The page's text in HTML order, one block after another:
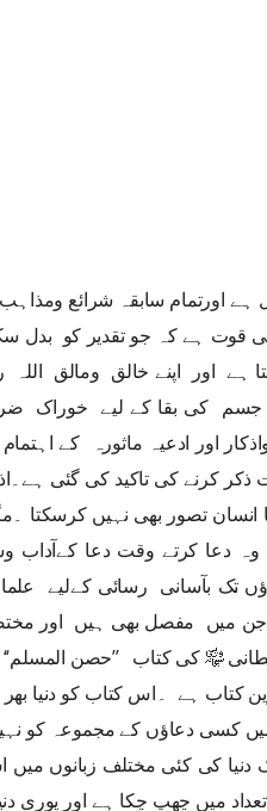
اورتمام سابقہ شرائع
قوت ہے کہ جو تقدیر کو بدل
ہے اور اپنے خالق ومالق
کی بقا کے لیے خوراک
اور ادعیہ ماثورہ کے
کرنے کی تاکید کی گئی
انسان تصور بھی نہیں کرسکتا
دعا کرتے وقت دعا کےآداب
بآسانی رسائی کےلیے
میں مفصل بھی ہیں اور
﷾ کی کتاب ’’حصن
ہے ۔اس کتاب کو دنیا بھر
کسی دعاؤں کے مجموعہ کو
کی کئی مختلف زبانوں میں
میں چھپ چکا ہے اور پوری